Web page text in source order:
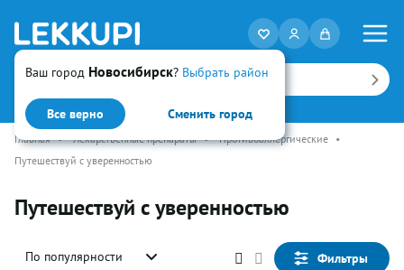
Ваш город Новосибирск? Выбрать район
Все верно Сменить город
Искать
Главная • Лекарственные препараты • Противоаллергические •
Путешествуй с уверенностью
Путешествуй с уверенностью
По популярности Фильтры